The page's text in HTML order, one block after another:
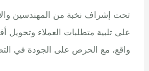
تحت إشراف نخبة من المهندسين
على تلبية متطلبات العملاء وتحويل
واقع، مع الحرص على الجودة في